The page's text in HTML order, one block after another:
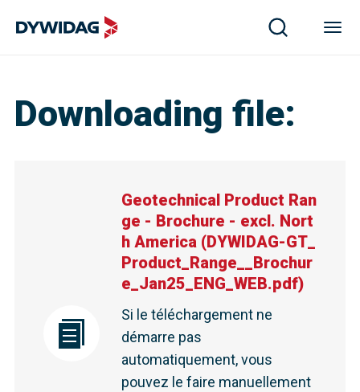
Downloading file:
Geotechnical Product Ran
ge - Brochure - excl. Nort
h America (DYWIDAG-GT_
Product_Range__Brochur
e_Jan25_ENG_WEB.pdf)
Si le téléchargement ne
démarre pas
automatiquement, vous
pouvez le faire manuellement